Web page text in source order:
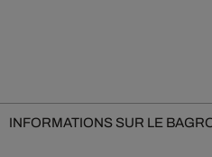
INFORMATIONS SUR LE